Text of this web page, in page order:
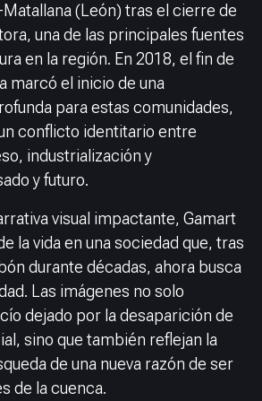
(León) tras el cierre de
una de las principales fuentes
en la región. En 2018, el fin de
marcó el inicio de una
para estas comunidades,
conflicto identitario entre
industrialización y
y futuro.
visual impactante, Gamart
la vida en una sociedad que, tras
durante décadas, ahora busca
Las imágenes no solo
dejado por la desaparición de
sino que también reflejan la
de una nueva razón de ser
de la cuenca.